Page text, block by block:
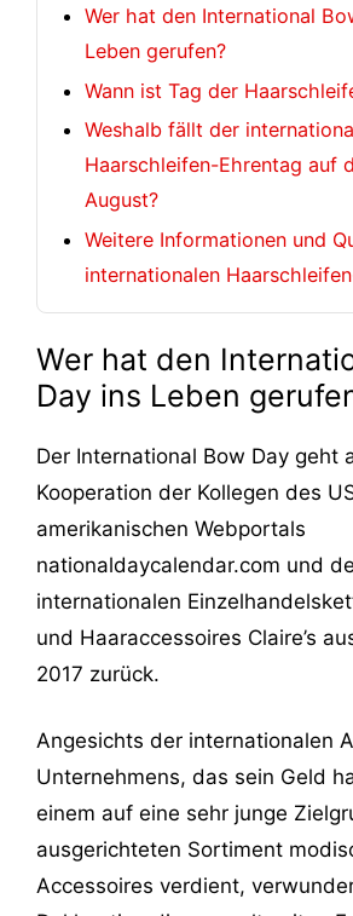
Wer hat den International
Leben gerufen?
Wann ist Tag der
Weshalb fällt der
Haarschleifen-Ehrentag auf
August?
Weitere Informationen und
internationalen
Wer hat den
Day ins Leben
Der International Bow Day geht
Kooperation der Kollegen des
amerikanischen Webportals
nationaldaycalendar.com und
internationalen
und Haaraccessoires Claire’s
2017 zurück.
Angesichts der internationalen
Unternehmens, das sein Geld
einem auf eine sehr junge
ausgerichteten Sortiment
Accessoires verdient,